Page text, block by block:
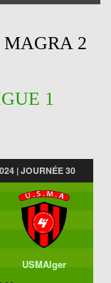
MAGRA 2
1
| JOURNÉE 30
USMAlger